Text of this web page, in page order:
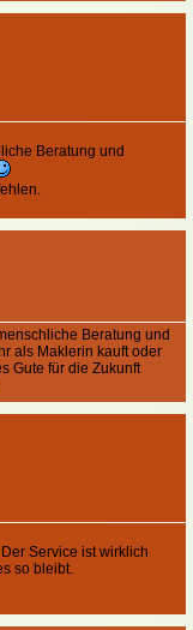
Beratung und
Beratung und
als Maklerin kauft oder
Gute für die Zukunft
Service ist wirklich
so bleibt.